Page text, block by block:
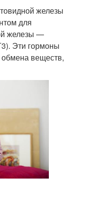
железы
для
железы —
Эти гормоны
веществ,